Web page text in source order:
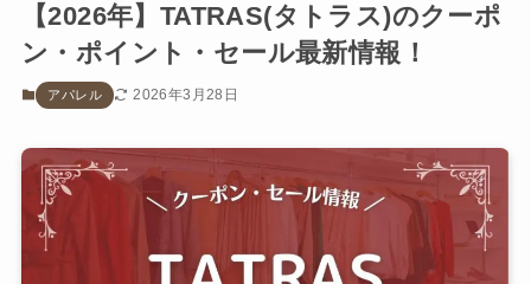
【2026年】TATRAS(タトラス)のクーポ
ン・ポイント・セール最新情報！
アパレル 2026年3月28日